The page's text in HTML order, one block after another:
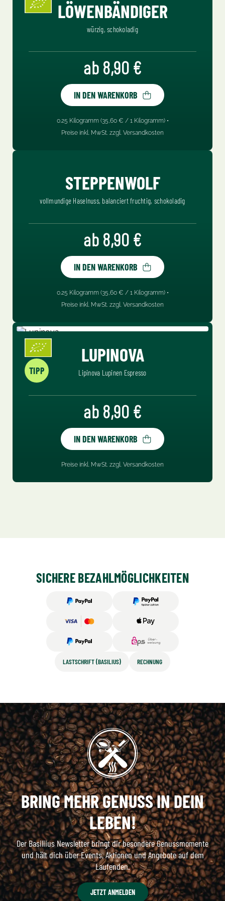
LÖWENBÄNDIGER
würzig, schokoladig
Regulärer Preis:
ab 8,90 €
IN DEN WARENKORB
Inhalt:
0.25 Kilogramm (35,60 € / 1 Kilogramm) •
Preise inkl. MwSt. zzgl. Versandkosten
STEPPENWOLF
vollmundige Haselnuss, balanciert fruchtig, schokoladig
Regulärer Preis:
ab 8,90 €
IN DEN WARENKORB
Inhalt:
0.25 Kilogramm (35,60 € / 1 Kilogramm) •
Preise inkl. MwSt. zzgl. Versandkosten
TIPP
LUPINOVA
Lipinova Lupinen Espresso
Regulärer Preis:
ab 8,90 €
IN DEN WARENKORB
Preise inkl. MwSt. zzgl. Versandkosten
SICHERE BEZAHLMÖGLICHKEITEN
LASTSCHRIFT (BASILIUS) RECHNUNG
BRING MEHR GENUSS IN DEIN
LEBEN!
Der Basiliius Newsletter bringt dir besondere Genussmomente
und hält dich über Events, Aktionen und Angebote auf dem
Laufenden.
JETZT ANMELDEN